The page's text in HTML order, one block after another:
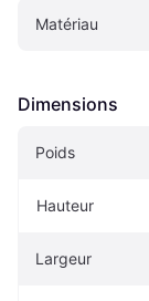
Matériau
Dimensions
Poids
Hauteur
Largeur